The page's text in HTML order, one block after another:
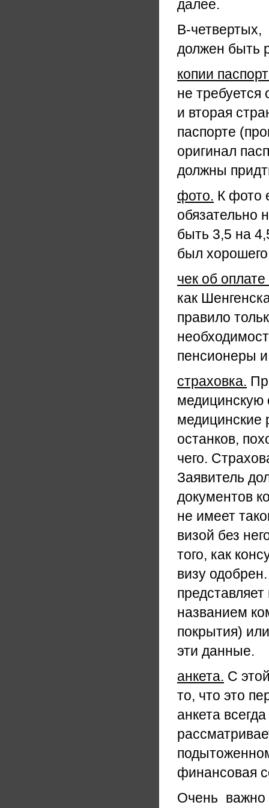
далее.
В-
должен быть
копии
не требуется
и вторая
паспорте
оригинал
должны
фото. К фото
обязательно
быть 3,5 на
был хорошего
чек об
как
правило
пенсионеры
страховка.
медицинскую
медицинские
останков,
чего.
Заявитель
документов
не имеет
визой без
того, как
визу
названием
покрытия)
эти данные.
анкета. С
то, что это
анкета
финансовая
Очень важно